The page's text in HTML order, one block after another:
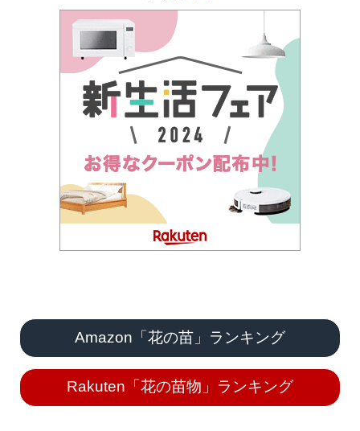
Amazon「花の苗」ランキング
Rakuten「花の苗物」ランキング